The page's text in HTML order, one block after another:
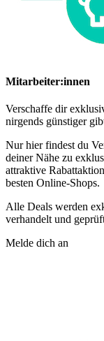
Mitarbeiter:innen
Verschaffe dir
nirgends günstiger
Nur hier findest du
deiner Nähe zu
attraktive
besten Online-Shops.
Alle Deals werden
verhandelt und
Melde dich an